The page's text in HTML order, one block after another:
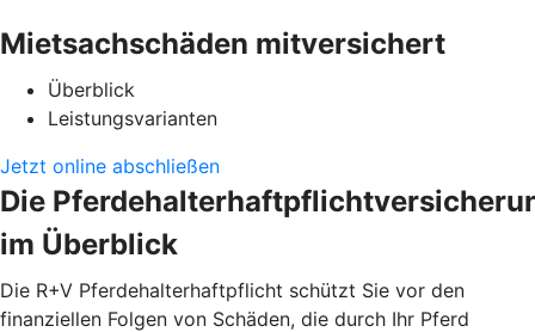
Mietsachschäden mitversichert
Überblick
Leistungsvarianten
Jetzt online abschließen
Die
im Überblick
Die R+V Pferdehalterhaftpflicht schützt Sie vor den
finanziellen Folgen von Schäden, die durch Ihr Pferd